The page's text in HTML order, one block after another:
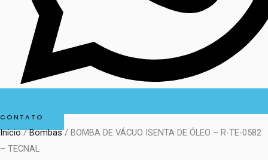
CONTATO
Início/Bombas/ BOMBA DE VÁCUO ISENTA DE ÓLEO – R-TE-0582
– TECNAL